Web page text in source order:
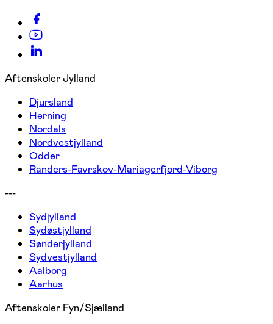
Aftenskoler Jylland
Djursland
Herning
Nordals
Nordvestjylland
Odder
Randers-Favrskov-Mariagerfjord-Viborg
---
Sydjylland
Sydøstjylland
Sønderjylland
Sydvestjylland
Aalborg
Aarhus
Aftenskoler Fyn/Sjælland